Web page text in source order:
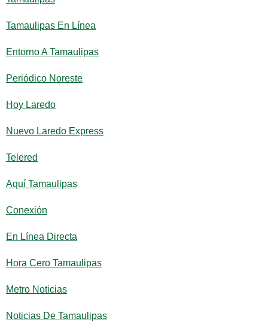
Tamaulipas En Línea
Entorno A Tamaulipas
Periódico Noreste
Hoy Laredo
Nuevo Laredo Express
Telered
Aquí Tamaulipas
Conexión
En Línea Directa
Hora Cero Tamaulipas
Metro Noticias
Noticias De Tamaulipas